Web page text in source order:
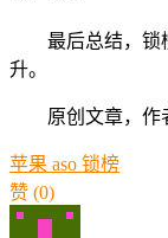
最后总结，锁
升。
原创文章，作
苹果 aso 锁榜
赞 (0)